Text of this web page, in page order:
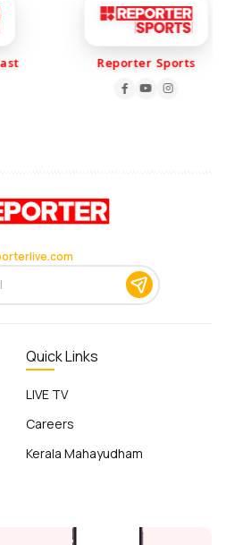
Reporter Sports
Quick Links
LIVE TV
Careers
Kerala Mahayudham